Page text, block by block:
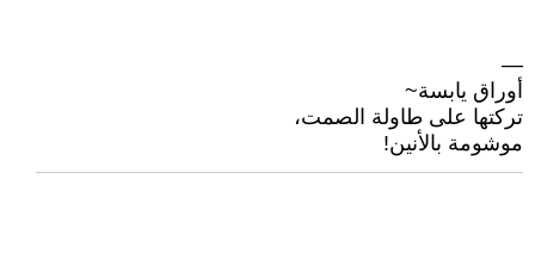
—
أوراق يابسة~
تركتها على طاولة الصمت،
موشومة بالأنين!